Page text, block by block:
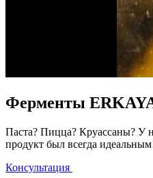
Ферменты
Паста? Пицца? Круассаны? У
продукт был всегда
Консультация